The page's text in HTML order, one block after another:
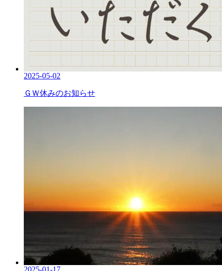
2025-05-02
ＧＷ休みのお知らせ
2025-01-17